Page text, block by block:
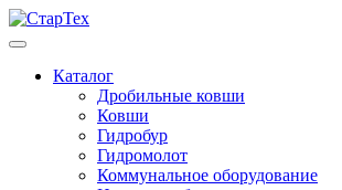
Каталог
Дробильные ковши
Ковши
Гидробур
Гидромолот
Коммунальное оборудование